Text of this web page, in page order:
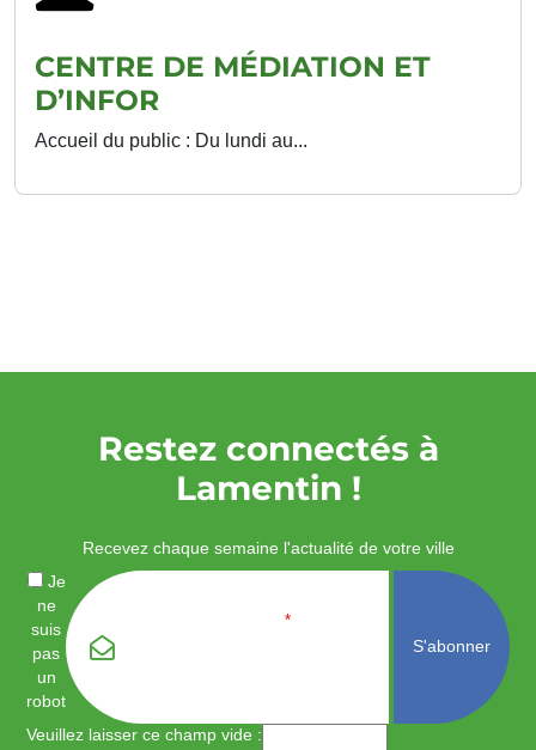
CENTRE DE MÉDIATION ET
D’INFOR
Accueil du public : Du lundi au...
Restez connectés à
Lamentin !
Recevez chaque semaine l'actualité de votre ville
Je
ne
suis
pas
un
robot
*
Veuillez laisser ce champ vide :